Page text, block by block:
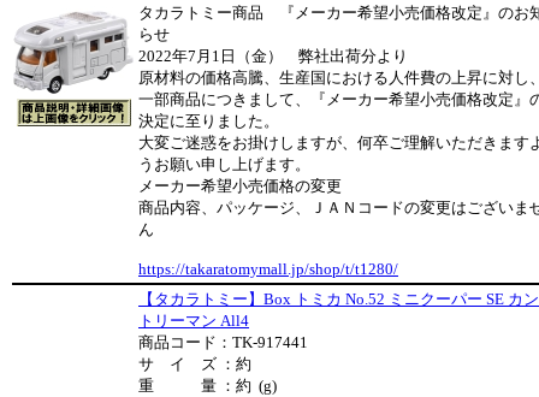
タカラトミー商品 『メーカー希望小売価格改定』のお
らせ
2022年7月1日（金） 弊社出荷分より
原材料の価格高騰、生産国における人件費の上昇に対し
一部商品につきまして、『メーカー希望小売価格改定』
決定に至りました。
大変ご迷惑をお掛けしますが、何卒ご理解いただきます
うお願い申し上げます。
メーカー希望小売価格の変更
商品内容、パッケージ、ＪＡＮコードの変更はございま
ん
https://takaratomymall.jp/shop/t/t1280/
【タカラトミー】Box トミカ No.52 ミニクーパー SE カン
トリーマン All4
商品コード：TK-917441
サ イ ズ ：約
重 量 ：約 (g)